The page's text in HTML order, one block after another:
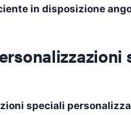
in disposizione
speciali